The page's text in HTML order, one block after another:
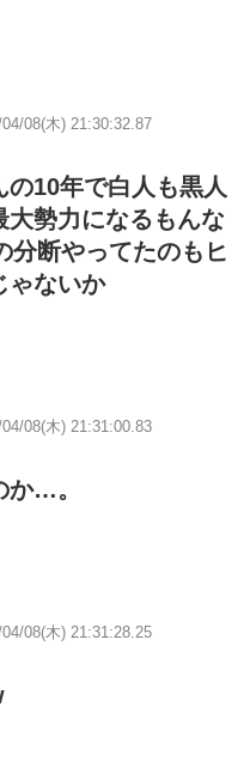
08(木) 21:30:32.87
10年で白人も黒人
大勢力になるもんな
分断やってたのもヒ
ゃないか
04/08(木) 21:31:00.83
か…。
04/08(木) 21:31:28.25